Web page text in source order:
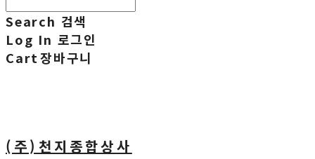
Search 검색
Log In 로그인
Cart장바구니
(주)천지종합상사